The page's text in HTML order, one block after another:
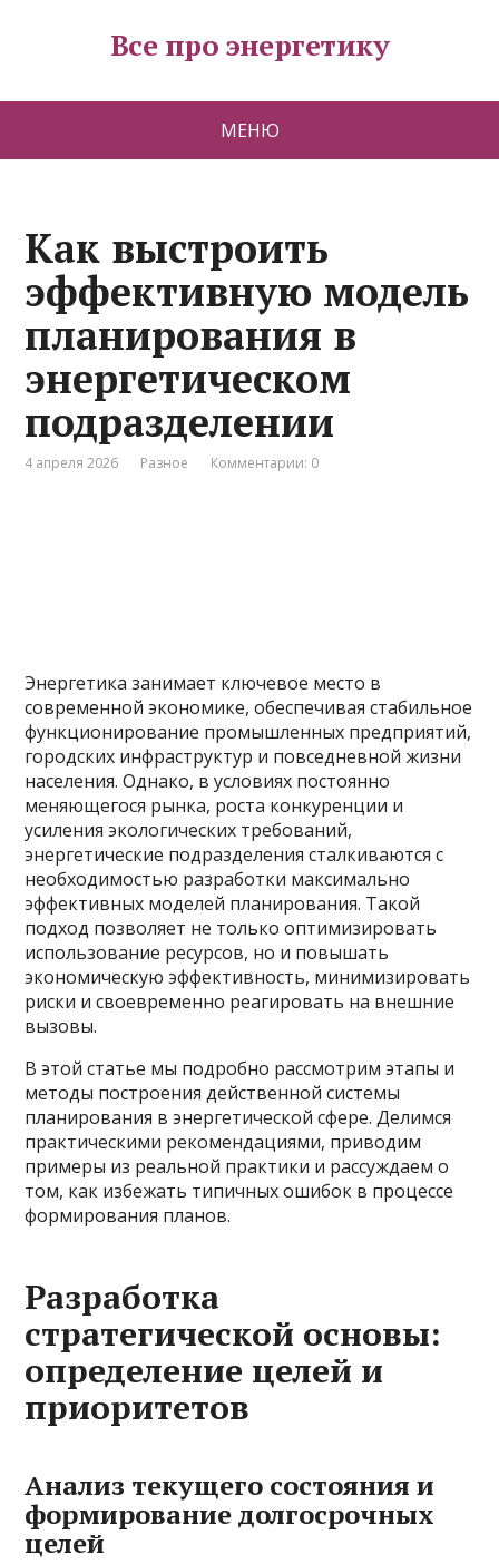
Все про энергетику
МЕНЮ
Как выстроить
эффективную модель
планирования в
энергетическом
подразделении
4 апреля 2026 Разное Комментарии: 0
Энергетика занимает ключевое место в
современной экономике, обеспечивая стабильное
функционирование промышленных предприятий,
городских инфраструктур и повседневной жизни
населения. Однако, в условиях постоянно
меняющегося рынка, роста конкуренции и
усиления экологических требований,
энергетические подразделения сталкиваются с
необходимостью разработки максимально
эффективных моделей планирования. Такой
подход позволяет не только оптимизировать
использование ресурсов, но и повышать
экономическую эффективность, минимизировать
риски и своевременно реагировать на внешние
вызовы.
В этой статье мы подробно рассмотрим этапы и
методы построения действенной системы
планирования в энергетической сфере. Делимся
практическими рекомендациями, приводим
примеры из реальной практики и рассуждаем о
том, как избежать типичных ошибок в процессе
формирования планов.
Разработка
стратегической основы:
определение целей и
приоритетов
Анализ текущего состояния и
формирование долгосрочных
целей